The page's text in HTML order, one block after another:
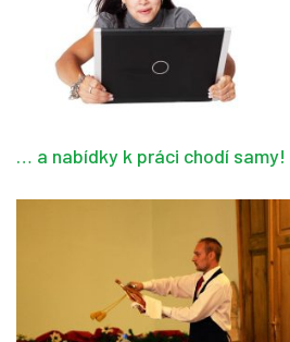
… a nabídky k práci chodí samy!